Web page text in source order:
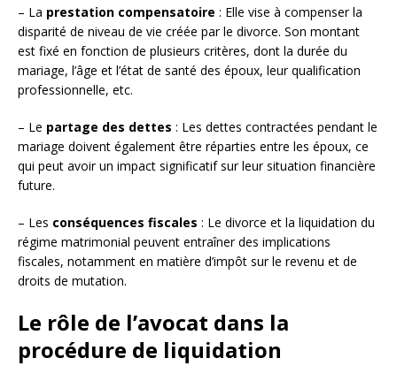
– La prestation compensatoire : Elle vise à compenser la
disparité de niveau de vie créée par le divorce. Son montant
est fixé en fonction de plusieurs critères, dont la durée du
mariage, l’âge et l’état de santé des époux, leur qualification
professionnelle, etc.
– Le partage des dettes : Les dettes contractées pendant le
mariage doivent également être réparties entre les époux, ce
qui peut avoir un impact significatif sur leur situation financière
future.
– Les conséquences fiscales : Le divorce et la liquidation du
régime matrimonial peuvent entraîner des implications
fiscales, notamment en matière d’impôt sur le revenu et de
droits de mutation.
Le rôle de l’avocat dans la
procédure de liquidation